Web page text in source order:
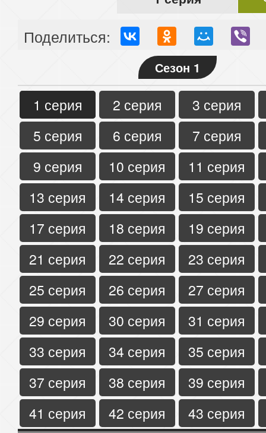
Поделиться:
Сезон 1
1 серия 2 серия
3 серия
5 серия
6 серия
7 серия
9 серия
10 серия
11 серия
13 серия
14 серия
15 серия
17 серия
18 серия
19 серия
21 серия
22 серия
23 серия
25 серия
26 серия
27 серия
29 серия
30 серия
31 серия
33 серия
34 серия
35 серия
37 серия
38 серия
39 серия
41 серия
42 серия
43 серия